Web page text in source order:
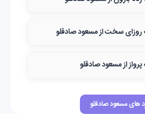
روزای سخت از مسعود صادقلو
از مسعود صادقلو
های مسعود صادقلو